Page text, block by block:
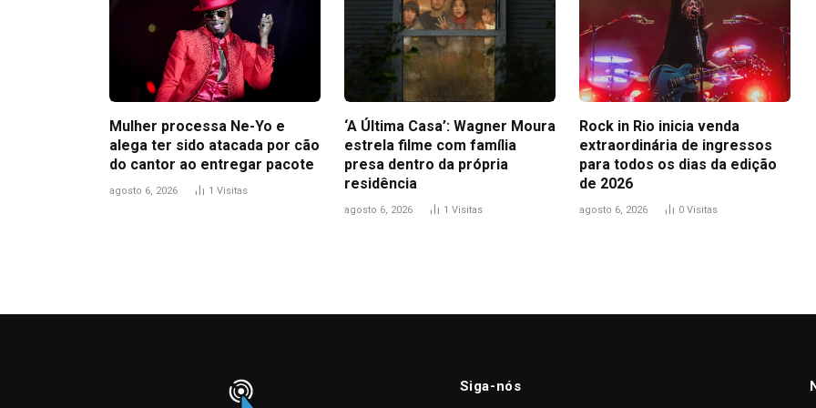
Mulher processa Ne-Yo e
alega ter sido atacada por cão
do cantor ao entregar pacote
agosto 6, 2026 1 Visitas
‘A Última Casa’: Wagner Moura
estrela filme com família
presa dentro da própria
residência
agosto 6, 2026 1 Visitas
Rock in Rio inicia venda
extraordinária de ingressos
para todos os dias da edição
de 2026
agosto 6, 2026 0 Visitas
Siga-nós